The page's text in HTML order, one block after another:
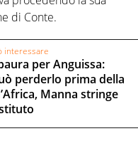
di Conte.
interessare
per Anguissa:
perderlo prima della
Manna stringe